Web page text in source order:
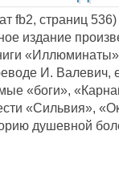
fb2, страниц 536
издание
И. Валевич,
«боги»,
«Сильвия»,
душевной